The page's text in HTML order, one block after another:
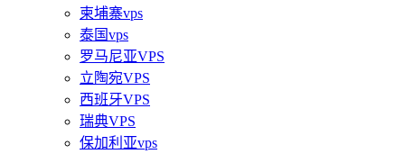
柬埔寨vps
泰国vps
罗马尼亚VPS
立陶宛VPS
西班牙VPS
瑞典VPS
保加利亚vps